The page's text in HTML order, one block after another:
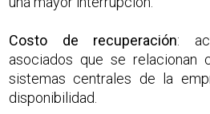
Costo de recuperación:
asociados que se
sistemas centrales de la
disponibilidad.